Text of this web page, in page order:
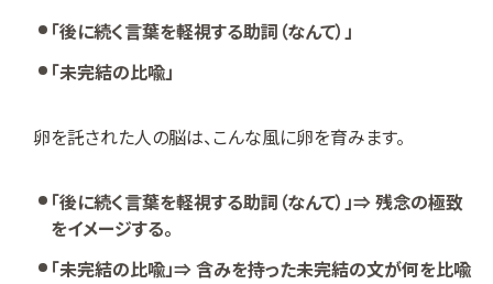
「後に続く言葉を軽視する助詞（なんて）」
「未完結の比喩」
卵を託された人の脳は、こんな風に卵を育みます。
「後に続く言葉を軽視する助詞（なんて）」⇒ 残念の極致
をイメージする。
「未完結の比喩」⇒ 含みを持った未完結の文が何を比喩